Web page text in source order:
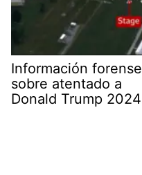
Información forense
sobre atentado a
Donald Trump 2024